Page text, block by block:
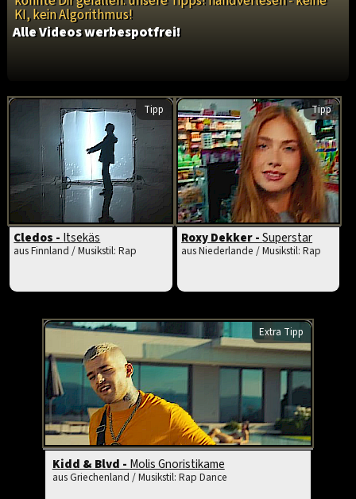
KI, kein Algorithmus!
Alle Videos werbespotfrei!
Tipp
Cledos - Itsekäs
aus Finnland / Musikstil: Rap
Tipp
Roxy Dekker -Superstar
aus Niederlande / Musikstil: Rap
Extra Tipp
Kidd & Blvd - Molis Gnoristikame
aus Griechenland / Musikstil: Rap Dance